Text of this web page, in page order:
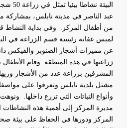
البيئة
من أطفال المركز.
وفي بداية النشاط
لميس عفانة رئيسة قسم الزراعة في
عن مميزات أشجار الصنوبر والفيكس
زراعتها في هذه المنطقة. وقام الأطفال
المشرفين بزراعة عدد من الأشجار
مشتل بلدية نابلس وتعرفوا على
وأنواع النباتات التي تزرع داخلها.
مديرة المركز إلى أهمية هذه النشاطات
المركز ودورها في الحفاظ على بيئة